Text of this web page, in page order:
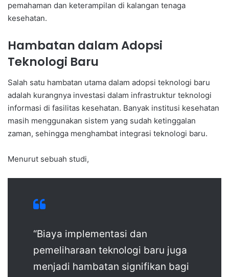
pemahaman dan keterampilan di kalangan tenaga
kesehatan.
Hambatan dalam Adopsi
Teknologi Baru
Salah satu hambatan utama dalam adopsi teknologi baru
adalah kurangnya investasi dalam infrastruktur teknologi
informasi di fasilitas kesehatan. Banyak institusi kesehatan
masih menggunakan sistem yang sudah ketinggalan
zaman, sehingga menghambat integrasi teknologi baru.
Menurut sebuah studi,
“Biaya implementasi dan
pemeliharaan teknologi baru juga
menjadi hambatan signifikan bagi